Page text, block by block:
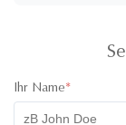
Ihr Name*